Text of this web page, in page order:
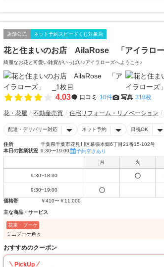
店舗公式 ネット予約スピードくじ対象店
花と住まいのお店 AilaRose 「アイラロ
綺麗なお花と可愛い雑貨がいっぱい♪アイラローズへようこそ♪
4.03 口コミ 10件 写真 318枚
花・花屋 不動産売買 住宅リフォーム・リノベーション
配達・デリバリー対応 ネット予約 日祝OK
住所
千葉県千葉市花見川区幕張本郷6丁目21番15-102号
本日の営業状況 9:30〜19:00 予約空きあり
月 火
9:30~18:30
9:30~19:00
価格帯
￥410〜￥11,000
主な商品・サービス
花束・ブーケ
ミニブーケ色々
おすすめのクーポン
PickUp